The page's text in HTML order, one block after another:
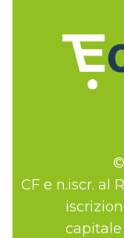
CF e n.iscr. al
capitale